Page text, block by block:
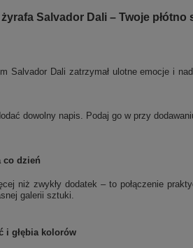
żyrafa Salvador Dali – Twoje
Salvador Dali zatrzymał ulotne emocje i
dowolny napis. Podaj go w przy
co dzień
niż zwykły dodatek – to połączenie
galerii sztuki.
i głębia kolorów